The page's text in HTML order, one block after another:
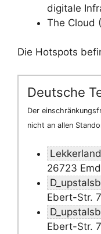
digitale
The Cloud
Die Hotspots
Deutsche
Der
nicht an allen
26723
Ebert-Str.
Ebert-Str.